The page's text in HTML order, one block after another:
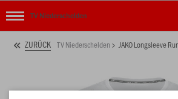
TV Niederschelden
ZURÜCK TV Niederschelden JAKO Longsleeve